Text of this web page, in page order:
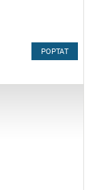
POPTAT